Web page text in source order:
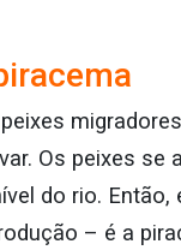
Os peixes se
do rio.
– é a